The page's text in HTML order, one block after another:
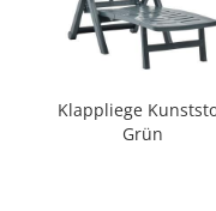
Klappliege
Grün